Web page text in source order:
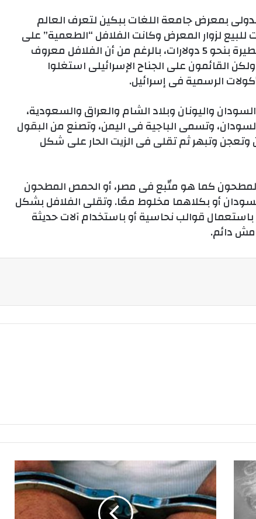
بمعرض جامعة اللغات ببكين لتعرف العالم
لزوار المعرض وكانت الفلافل “الطعمية” على
صدر الأطعمة المقدمة، حيث يتم بيع الشطيرة بنحو 5 دولارات، بالرغم من أن الفلافل معروف
القائمون على الجناح الإسرائيلى استغلوا
الرسمية فى إسرائيل.
واليونان وبلاد الشام والعراق والسعودية،
وتسمى الباجية فى اليمن، وتصنع من البقول
وتعجن وتبهر ثم تقلى فى الزيت الحار على شكل
كما هو متّبع فى مصر، أو الحمص المطحون
أو بكلاهما مخلوط معًا. وتقلى الفلافل بشكل
قوالب نحاسية أو باستخدام آلات حديثة
دائم.
اخلاء
سبيل
طبيب
بعد
عضه